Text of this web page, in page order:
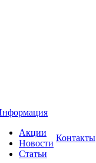
Акции
Новости
Статьи
Контакты